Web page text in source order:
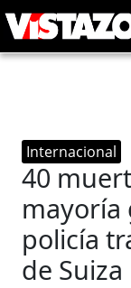
Internacional
40
mayoría
policía
de Suiza